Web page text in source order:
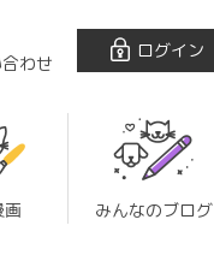
わせ
ログイン
画 みんなのブログ